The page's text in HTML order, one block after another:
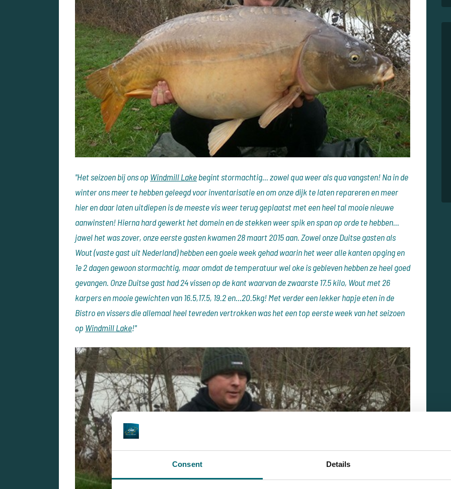
Consent Details
"Het seizoen bij ons op Windmill Lakebegint stormachtig... zowel qua weer als qua vangsten! Na in de
winter ons meer te hebben geleegd voor inventarisatie en om onze dijk te laten repareren en meer
hier en daar laten uitdiepen is de meeste vis weer terug geplaatst met een heel tal mooie nieuwe
aanwinsten! Hierna hard gewerkt het domein en de stekken weer spik en span op orde te hebben...
jawel het was zover, onze eerste gasten kwamen 28 maart 2015 aan. Zowel onze Duitse gasten als
Wout (vaste gast uit Nederland) hebben een goeie week gehad waarin het weer alle kanten opging en
1e 2 dagen gewoon stormachtig, maar omdat de temperatuur wel oke is gebleven hebben ze heel goed
gevangen. Onze Duitse gast had 24 vissen op de kant waarvan de zwaarste 17.5 kilo, Wout met 26
karpers en mooie gewichten van 16.5,17.5, 19.2 en...20.5kg! Met verder een lekker hapje eten in de
Bistro en vissers die allemaal heel tevreden vertrokken was het een top eerste week van het seizoen
op Windmill Lake!"